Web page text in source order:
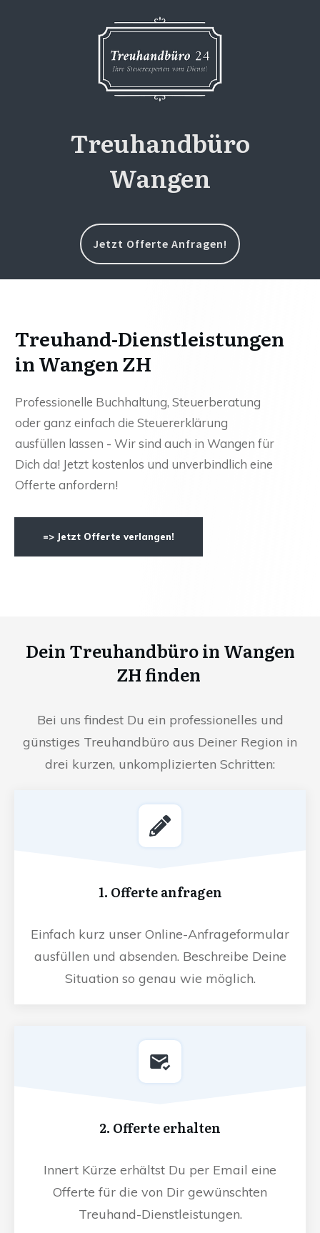
Treuhandbüro
Wangen
Jetzt Offerte Anfragen!
Treuhand-Dienstleistungen
in Wangen ZH
Professionelle Buchhaltung, Steuerberatung
oder ganz einfach die Steuererklärung
ausfüllen lassen - Wir sind auch in Wangen für
Dich da! Jetzt kostenlos und unverbindlich eine
Offerte anfordern!
=> Jetzt Offerte verlangen!
Dein Treuhandbüro in Wangen
ZH finden
Bei uns findest Du ein professionelles und
günstiges Treuhandbüro aus Deiner Region in
drei kurzen, unkomplizierten Schritten:
1. Offerte anfragen
Einfach kurz unser Online-Anfrageformular
ausfüllen und absenden. Beschreibe Deine
Situation so genau wie möglich.
2. Offerte erhalten
Innert Kürze erhältst Du per Email eine
Offerte für die von Dir gewünschten
Treuhand-Dienstleistungen.